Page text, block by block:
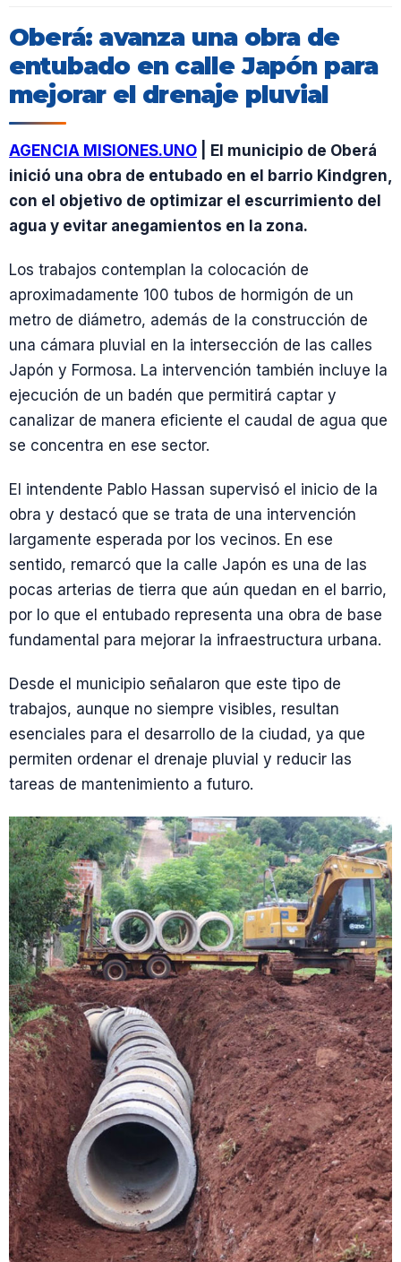
Oberá: avanza una obra de
entubado en calle Japón para
mejorar el drenaje pluvial
AGENCIA MISIONES.UNO | El municipio de Oberá
inició una obra de entubado en el barrio Kindgren,
con el objetivo de optimizar el escurrimiento del
agua y evitar anegamientos en la zona.
Los trabajos contemplan la colocación de
aproximadamente 100 tubos de hormigón de un
metro de diámetro, además de la construcción de
una cámara pluvial en la intersección de las calles
Japón y Formosa. La intervención también incluye la
ejecución de un badén que permitirá captar y
canalizar de manera eficiente el caudal de agua que
se concentra en ese sector.
El intendente Pablo Hassan supervisó el inicio de la
obra y destacó que se trata de una intervención
largamente esperada por los vecinos. En ese
sentido, remarcó que la calle Japón es una de las
pocas arterias de tierra que aún quedan en el barrio,
por lo que el entubado representa una obra de base
fundamental para mejorar la infraestructura urbana.
Desde el municipio señalaron que este tipo de
trabajos, aunque no siempre visibles, resultan
esenciales para el desarrollo de la ciudad, ya que
permiten ordenar el drenaje pluvial y reducir las
tareas de mantenimiento a futuro.